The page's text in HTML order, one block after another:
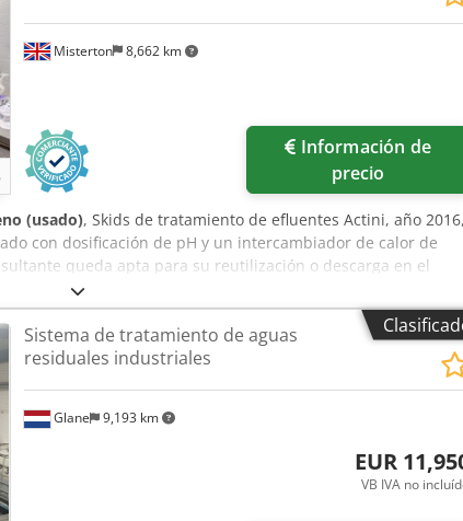
Misterton 8,662 km
precio
(usado), Skids de tratamiento de efluentes Actini, año 2016,
con dosificación de pH y un intercambiador de calor de
queda apta para su reutilización o descarga en el
Glane 9,193 km
Sistema de tratamiento de aguas
residuales industriales
EUR
VB IVA no